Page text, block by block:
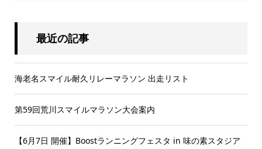
最近の記事
海老名スマイル耐久リレーマラソン 出走リスト
第59回荒川スマイルマラソン大会案内
【6月7日 開催】Boostランニングフェスタ in 味の素スタジア